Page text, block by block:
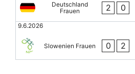
Deutschland
Frauen
2 0
9.6.2026
Slowenien Frauen 0 2